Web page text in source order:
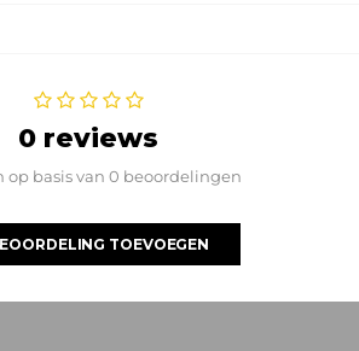
0 reviews
op basis van 0 beoordelingen
TOEVOEGEN